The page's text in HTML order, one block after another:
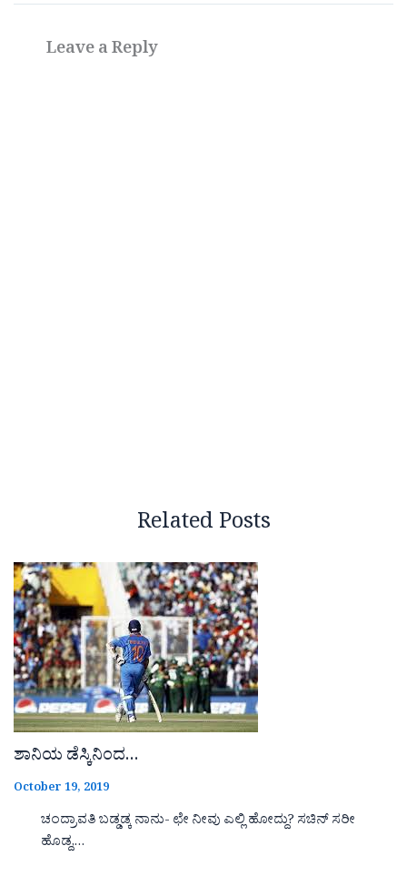
Leave a Reply
Related Posts
ಶಾನಿಯ ಡೆಸ್ಕಿನಿಂದ…
October 19, 2019
ಚಂದ್ರಾವತಿ ಬಡ್ಡಡ್ಕ ನಾನು- ಛೇ ನೀವು ಎಲ್ಲಿ ಹೋದ್ದು? ಸಚಿನ್ ಸರೀ
ಹೊಡ್ದ,…